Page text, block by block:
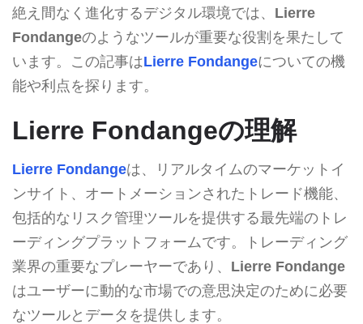
絶え間なく進化するデジタル環境では、 Lierre
Fondangeのようなツールが重要な役割を果たして
います。この記事はLierre Fondangeについての機
能や利点を探ります。
Lierre Fondangeの理解
Lierre Fondangeは、リアルタイムのマーケットイ
ンサイト、オートメーションされたトレード機能、
包括的なリスク管理ツールを提供する最先端のトレ
ーディングプラットフォームです。トレーディング
業界の重要なプレーヤーであり、 Lierre Fondange
はユーザーに動的な市場での意思決定のために必要
なツールとデータを提供します。